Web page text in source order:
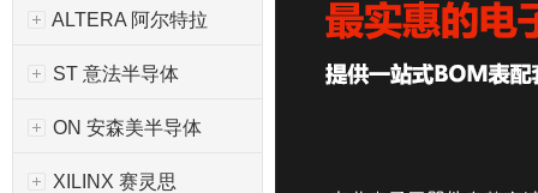
ALTERA 阿尔特拉
ST 意法半导体
ON 安森美半导体
XILINX 赛灵思